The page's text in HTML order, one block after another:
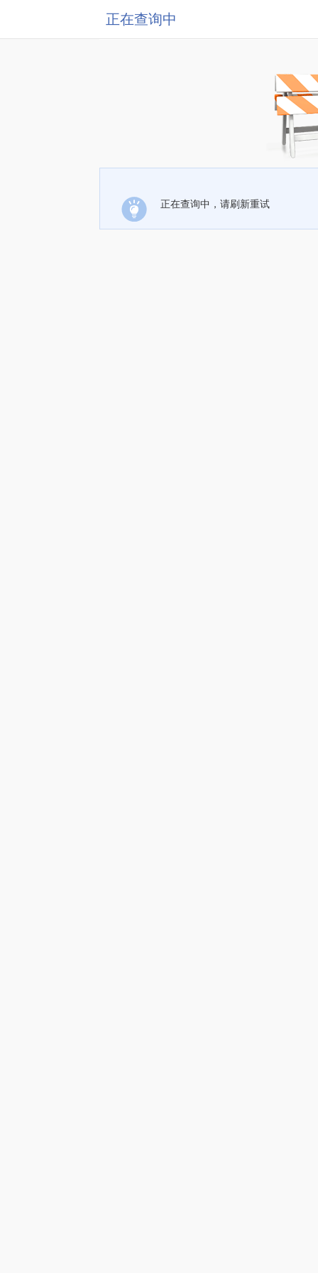
正在查询中
正在查询中，请刷新重试